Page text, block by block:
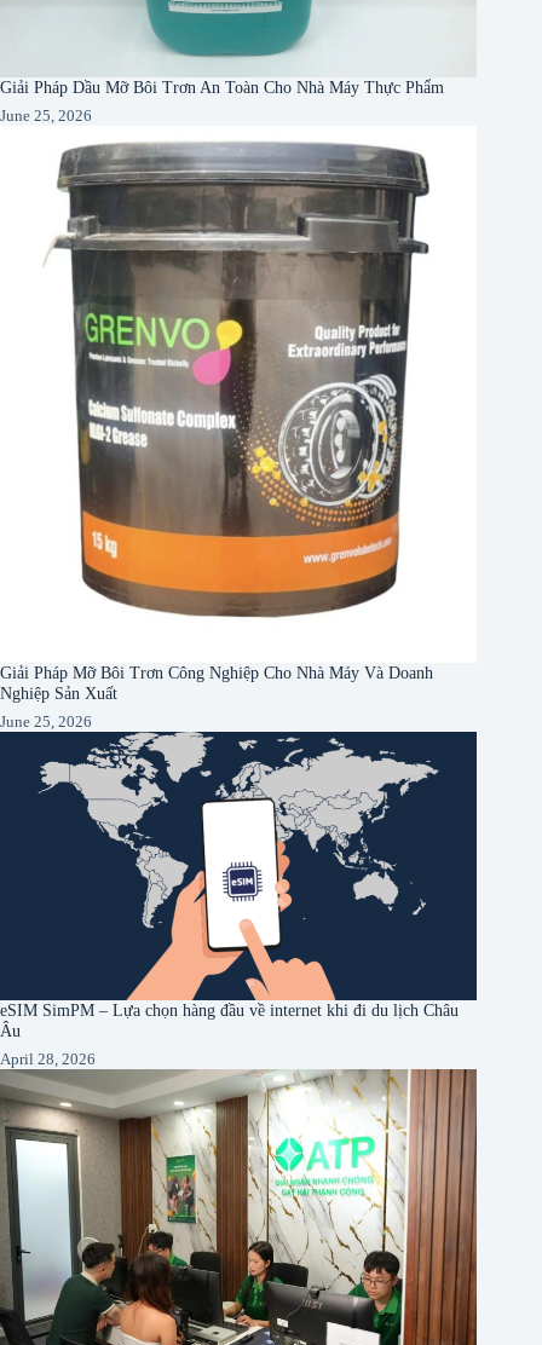
Giải Pháp Dầu Mỡ Bôi Trơn An Toàn Cho Nhà Máy Thực Phẩm
June 25, 2026
Giải Pháp Mỡ Bôi Trơn Công Nghiệp Cho Nhà Máy Và Doanh
Nghiệp Sản Xuất
June 25, 2026
eSIM SimPM – Lựa chọn hàng đầu về internet khi đi du lịch Châu
Âu
April 28, 2026